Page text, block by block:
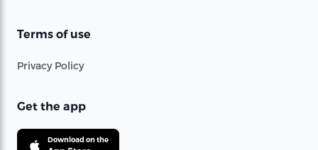
Terms of use
Privacy Policy
Get the app
Download on the